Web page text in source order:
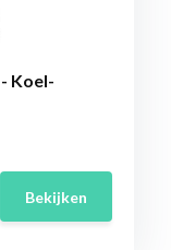
Koel-
Bekijken